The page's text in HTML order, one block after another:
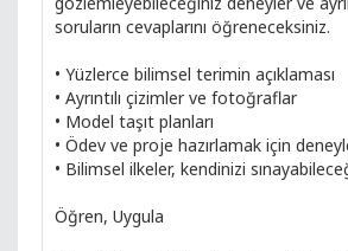
soruların cevaplarını öğreneceksiniz.
• Yüzlerce bilimsel terimin açıklaması
• Ayrıntılı çizimler ve fotoğraflar
• Model taşıt planları
• Ödev ve proje hazırlamak için
• Bilimsel ilkeler, kendinizi
Öğren, Uygula